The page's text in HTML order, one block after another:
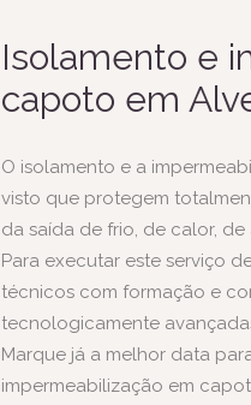
Isolamento e
capoto em
O isolamento e a
visto que protegem
da saída de frio, de calor,
Para executar este serviço
técnicos com formação e
tecnologicamente
Marque já a melhor data
impermeabilização em